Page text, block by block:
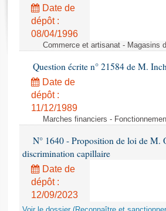
Rapports d'enquête
Rapports législatifs
Dossiers législatifs
Budget et sécurité sociale
Questions écrites et orales
Date de
dépôt :
08/04/1996
Commerce et artisanat - Magasins
Question écrite n° 21584 de M.
Date de
dépôt :
11/12/1989
Marches financiers -
N° 1640 - Proposition de loi de M.
discrimination capillaire
Date de
dépôt :
12/09/2023